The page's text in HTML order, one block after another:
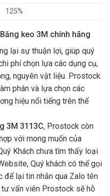
125%
keo 3M chính hãng
lại sự thuận lợi, giúp quý
phí chọn lựa các dụng cụ,
nguyên vật liệu. Prostock
phán và lựa chọn các
hiệu nổi tiếng trên thế
3M 3113C, Prostock còn
với mong muốn của
Khách chưa tìm thấy loại
Quý khách có thể gọi
để lại tin nhắn qua Zalo tên
vấn viên Prostock sẽ hỗ